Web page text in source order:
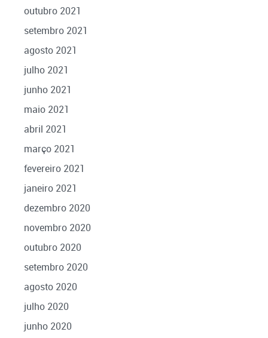
outubro 2021
setembro 2021
agosto 2021
julho 2021
junho 2021
maio 2021
abril 2021
março 2021
fevereiro 2021
janeiro 2021
dezembro 2020
novembro 2020
outubro 2020
setembro 2020
agosto 2020
julho 2020
junho 2020